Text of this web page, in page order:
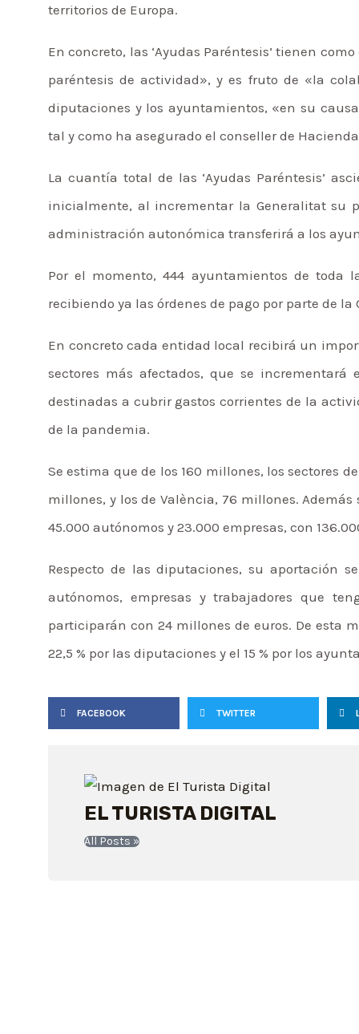
territorios de Europa.
En concreto, las ‘Ayudas Paréntesis’ tienen
paréntesis de actividad», y es fruto de «la
diputaciones y los ayuntamientos, «en su
tal y como ha asegurado el conseller de
La cuantía total de las ‘Ayudas Paréntesis’
inicialmente, al incrementar la Generalitat su
administración autonómica transferirá a los
Por el momento, 444 ayuntamientos de
recibiendo ya las órdenes de pago por parte de la
En concreto cada entidad local recibirá un
sectores más afectados, que se
destinadas a cubrir gastos corrientes de la
de la pandemia.
Se estima que de los 160 millones, los sectores
millones, y los de València, 76 millones.
45.000 autónomos y 23.000 empresas, con
Respecto de las diputaciones, su aportación
autónomos, empresas y trabajadores que
participarán con 24 millones de euros. De esta
22,5 % por las diputaciones y el 15 % por los
FACEBOOK TWITTER
EL TURISTA DIGITAL
All Posts »